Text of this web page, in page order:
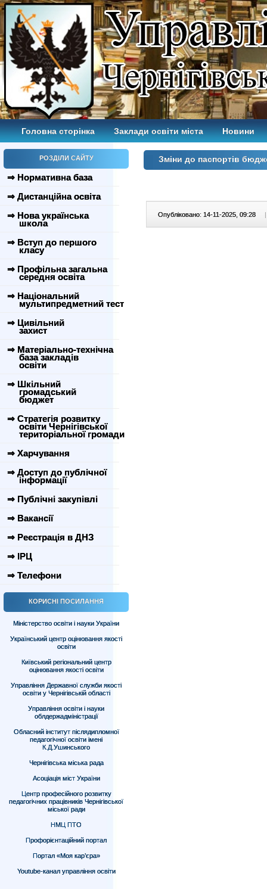
Головна сторінка Заклади освіти міста Новини
РОЗДІЛИ САЙТУ
⇒ Нормативна база
⇒ Дистанційна освіта
⇒ Нова українська
школа
⇒ Вступ до першого
класу
⇒ Профільна загальна
середня освіта
⇒ Національний
мультипредметний тест
⇒ Цивільний
захист
⇒ Матеріально-технічна
база закладів
освіти
⇒ Шкільний
громадський
бюджет
⇒ Стратегія розвитку
освіти Чернігівської
територіальної громади
⇒ Харчування
⇒ Доступ до публічної
інформації
⇒ Публічні закупівлі
⇒ Вакансії
⇒ Реєстрація в ДНЗ
⇒ ІРЦ
⇒ Телефони
КОРИСНІ ПОСИЛАННЯ
Міністерство освіти і науки України
Український центр оцінювання якості
освіти
Київський регіональний центр
оцінювання якості освіти
Управління Державної служби якості
освіти у Чернігівській області
Управління освіти і науки
облдержадміністрації
Обласний інститут післядипломної
педагогічної освіти імені
К.Д.Ушинського
Чернігівська міська рада
Асоціація міст України
Центр професійного розвитку
педагогічних працівників Чернігівської
міської ради
НМЦ ПТО
Профорієнтаційний портал
Портал «Моя кар’єра»
Youtube-канал управління освіти
Зміни до паспортів
Опубліковано: 14-11-2025, 09:28 |